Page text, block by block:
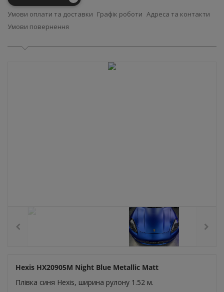
Умови оплати та доставки Графік роботи Адреса та контакти
Умови повернення
Hexis HX20905M Night Blue Metallic Matt
Плівка синя Hexis, ширина рулону 1.52 м.